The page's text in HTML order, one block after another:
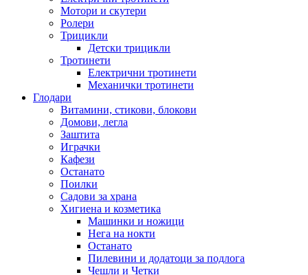
Мотори и скутери
Ролери
Трицикли
Детски трицикли
Тротинети
Електрични тротинети
Механички тротинети
Глодари
Витамини, стикови, блокови
Домови, легла
Заштита
Играчки
Кафези
Останато
Поилки
Садови за храна
Хигиена и козметика
Машинки и ножици
Нега на нокти
Останато
Пилевини и додатоци за подлога
Чешли и Четки